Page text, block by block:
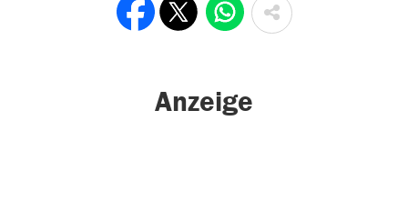
Anzeige